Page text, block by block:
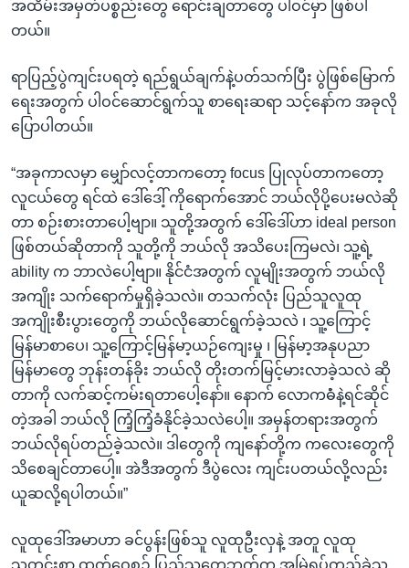
အထိမ်းအမှတ်ပစ္စည်းတွေ ရောင်းချတာတွေ ပါဝင်မှာ ဖြစ်ပါ
တယ်။
ရာပြည့်ပွဲကျင်းပရတဲ့ ရည်ရွယ်ချက်နဲ့ပတ်သက်ပြီး ပွဲဖြစ်မြောက်
ရေးအတွက် ပါဝင်ဆောင်ရွက်သူ စာရေးဆရာ သင့်နော်က အခုလို
ပြောပါတယ်။
“အခုကာလမှာ မျှော်လင့်တာကတော့ focus ပြုလုပ်တာကတော့
လူငယ်တွေ ရင်ထဲ ဒေါ်ဒေါ့် ကိုရောက်အောင် ဘယ်လိုပို့ပေးမလဲဆို
တာ စဉ်းစားတာပေါ့ဗျာ။ သူတို့အတွက် ဒေါ်ဒေါ်ဟာ ideal person
ဖြစ်တယ်ဆိုတာကို သူတို့ကို ဘယ်လို အသိပေးကြမလဲ၊ သူ့ရဲ့
ability က ဘာလဲပေါ့ဗျာ။ နိုင်ငံအတွက် လူမျိုးအတွက် ဘယ်လို
အကျိုး သက်ရောက်မှုရှိခဲ့သလဲ။ တသက်လုံး ပြည်သူလူထု
အကျိုးစီးပွားတွေကို ဘယ်လိုဆောင်ရွက်ခဲ့သလဲ ၊ သူ့ကြောင့်
မြန်မာစာပေ၊ သူ့ကြောင့်မြန်မာ့ယဉ်ကျေးမှု ၊ မြန်မာ့အနုပညာ
မြန်မာတွေ ဘုန်းတန်ခိုး ဘယ်လို တိုးတက်မြင့်မားလာခဲ့သလဲ ဆို
တာကို လက်ဆင့်ကမ်းရတာပေါ့နော်။ နောက် လောကဓံံနဲ့ရင်ဆိုင်
တဲ့အခါ ဘယ်လို ကြံ့ကြံ့ခံနိုင်ခဲ့သလဲပေါ့။ အမှန်တရားအတွက်
ဘယ်လိုရပ်တည်ခဲ့သလဲ။ ဒါတွေကို ကျနော်တို့က ကလေးတွေကို
သိစေချင်တာပေါ့။ အဲဒီအတွက် ဒီပွဲလေး ကျင်းပတယ်လို့လည်း
ယူဆလို့ရပါတယ်။”
လူထုဒေါ်အမာဟာ ခင်ပွန်းဖြစ်သူ လူထုဦးလှနဲ့ အတူ လူထု
သတင်းစာ ထုတ်ဝေစဉ် ပြည်သူတွေဘက်က အမြဲရပ်တည်ခဲ့သူ